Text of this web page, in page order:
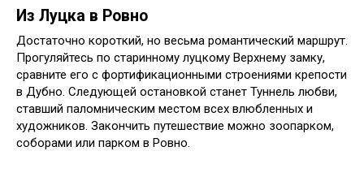
Из Луцка в Ровно
Достаточно короткий, но весьма романтический маршрут.
Прогуляйтесь по старинному луцкому Верхнему замку,
сравните его с фортификационными строениями крепости
в Дубно. Следующей остановкой станет Туннель любви,
ставший паломническим местом всех влюбленных и
художников. Закончить путешествие можно зоопарком,
соборами или парком в Ровно.